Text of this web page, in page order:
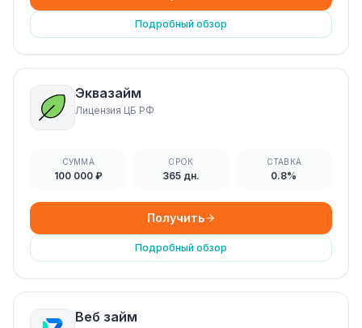
Подробный обзор
Эквазайм
Лицензия ЦБ РФ
СУММА
100 000 ₽
СРОК
365 дн.
СТАВКА
0.8%
Получить
Подробный обзор
Веб займ